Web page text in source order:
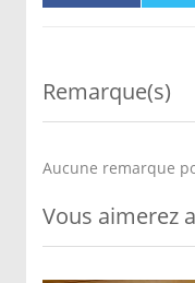
Remarque(s)
Aucune remarque
Vous aimerez